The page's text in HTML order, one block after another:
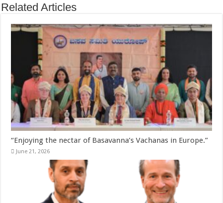
Related Articles
“Enjoying the nectar of Basavanna’s Vachanas in Europe.”
June 21, 2026